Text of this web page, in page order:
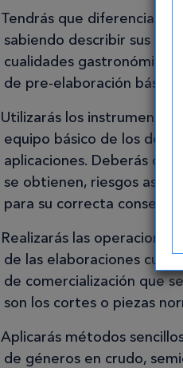
Tendrás que diferenciar
sabiendo describir sus
cualidades gastronómicas
de pre-elaboración básica
Utilizarás los
equipo básico de los
aplicaciones. Deberás
se obtienen, riesgos
para su correcta
Realizarás las
de las elaboraciones
de comercialización que
son los cortes o piezas
Aplicarás métodos
de géneros en crudo,